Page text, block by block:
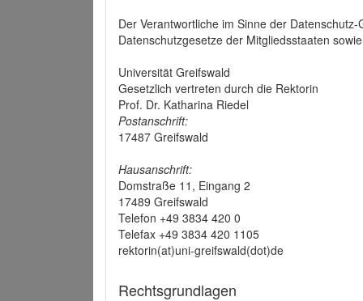
Der Verantwortliche im Sinne der
Datenschutzgesetze der Mitgliedsstaaten
Universität Greifswald
Gesetzlich vertreten durch die Rektorin
Prof. Dr. Katharina Riedel
Postanschrift:
17487 Greifswald
Hausanschrift:
Domstraße 11, Eingang 2
17489 Greifswald
Telefon +49 3834 420 0
Telefax +49 3834 420 1105
rektorin(at)uni-greifswald(dot)de
Rechtsgrundlagen